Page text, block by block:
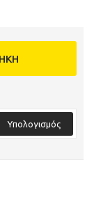
Υπολογισμός